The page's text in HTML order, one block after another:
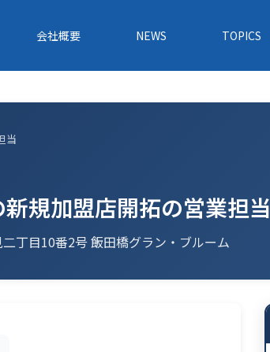
会社概要 NEWS TOPICS
当
規加盟店開拓の営業担当
丁目10番2号 飯田橋グラン・ブルーム